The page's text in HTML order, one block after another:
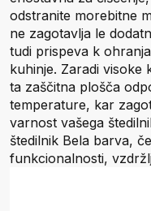
odstranite morebitne
ne zagotavlja le
tudi prispeva k
kuhinje. Zaradi visoke
ta zaščitna plošča
temperature, kar
varnost vašega
štedilnik Bela barva,
funkcionalnosti,